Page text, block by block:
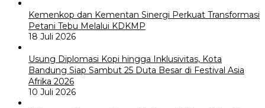
Kemenkop dan Kementan Sinergi Perkuat Transformasi
Petani Tebu Melalui KDKMP
18 Juli 2026
Usung Diplomasi Kopi hingga Inklusivitas, Kota
Bandung Siap Sambut 25 Duta Besar di Festival Asia
Afrika 2026
10 Juli 2026